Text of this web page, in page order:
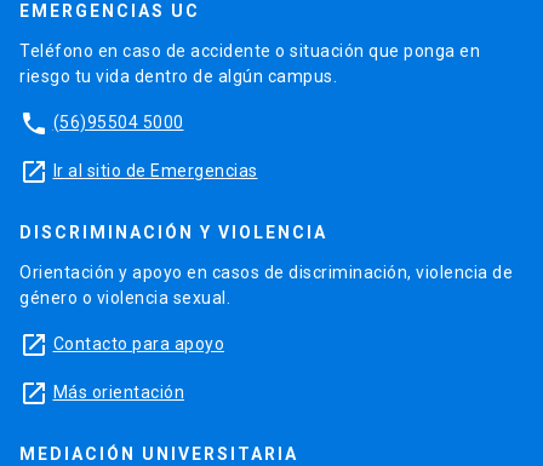
EMERGENCIAS UC
Teléfono en caso de accidente o situación que ponga en
riesgo tu vida dentro de algún campus.
phone (56)95504 5000
launch Ir al sitio de Emergencias
DISCRIMINACIÓN Y VIOLENCIA
Orientación y apoyo en casos de discriminación, violencia de
género o violencia sexual.
launch Contacto para apoyo
launch Más orientación
MEDIACIÓN UNIVERSITARIA